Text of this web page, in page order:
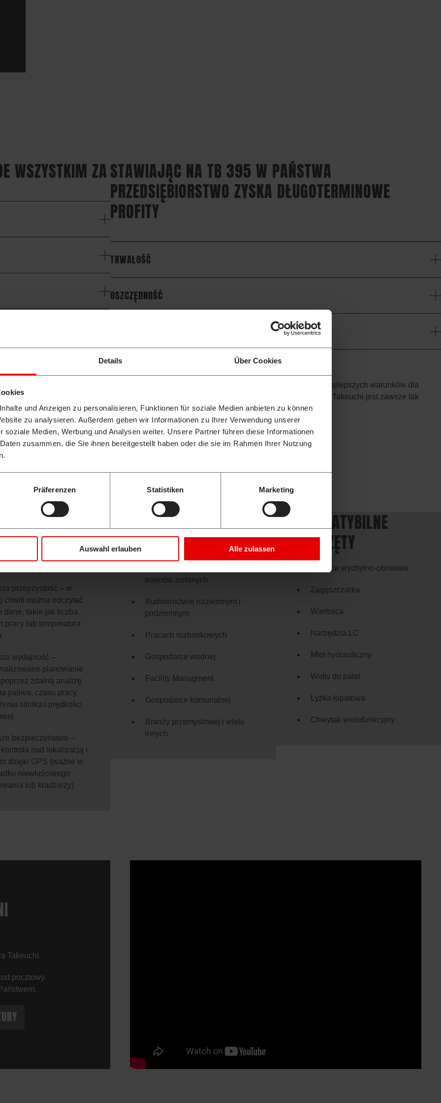
Details Über Cookies
und Anzeigen zu personalisieren, Funktionen für soziale Medien anbieten zu können
zu analysieren. Außerdem geben wir Informationen zu Ihrer Verwendung unserer
soziale Medien, Werbung und Analysen weiter. Unsere Partner führen diese Informationen
zusammen, die Sie ihnen bereitgestellt haben oder die sie im Rahmen Ihrer Nutzung
Präferenzen Statistiken Marketing
Auswahl erlauben Alle zulassen
WSZYSTKIM ZASTAWIAJĄC NA TB 395 W PAŃSTWA
PRZEDSIĘBIORSTWO ZYSKA DŁUGOTERMINOWE
PROFITY
TRWAŁOŚĆ
OSZCZĘDNOŚĆ
punkt wszystkich projektów Takeuchi i Wilhelm Schäfer. Nasza motywacja, to stworzenie najlepszych warunków dla
jakości i innowacyjne rozwiązania. Podstawowe wyposażenie maszyn budowlanych Takeuchi jest zawsze tak
Państwu również najwyższą trwałość, ekonomiczność i długą żywotność.
FLEET
przejrzystość – w
chwili można odczytać
dane, takie jak liczba
pracy lub temperatura
wydajność –
planowanie
zdalną analizę
paliwa, czasu pracy,
silnika i prędkości
bezpieczeństwo –
kontrola nad lokalizacją i
dzięki GPS (ważne w
niewłaściwego
lub kradzieży)
ZASTOSOWANIE
M.IN. W
terenów zielonych
Budownictwie naziemnym i
podziemnym
Pracach rozbiórkowych
Gospodarce wodnej
Facility Managment
Gospodarce komunalnej
Branży przemysłowej i wielu
innych
KOMPATYBILNE
OSPRZĘTY
Głowice wychylno-obrotowe
Zagęszczarka
Wiertnica
Narzędzia LC
Młot hydrauliczny
Widły do palet
Łyżka łopatowa
Chwytak wielofunkcyjny
Takeuchi.
pocztowy.